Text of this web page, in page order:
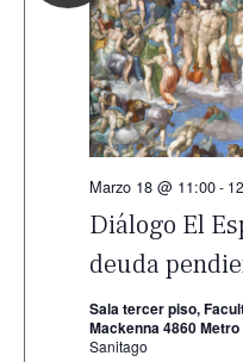
Diálogo El
deuda
Marzo 18 @ 11:00-
Sala tercer piso,
Mackenna 4860
Sanitago